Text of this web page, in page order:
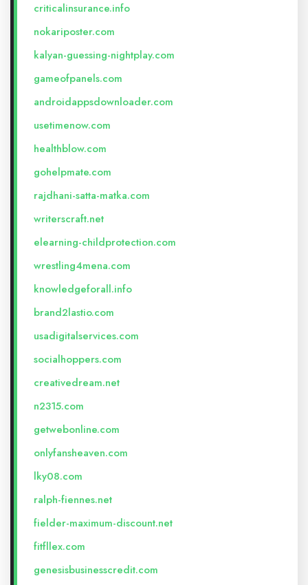
criticalinsurance.info
nokariposter.com
kalyan-guessing-nightplay.com
gameofpanels.com
androidappsdownloader.com
usetimenow.com
healthblow.com
gohelpmate.com
rajdhani-satta-matka.com
writerscraft.net
elearning-childprotection.com
wrestling4mena.com
knowledgeforall.info
brand2lastio.com
usadigitalservices.com
socialhoppers.com
creativedream.net
n2315.com
getwebonline.com
onlyfansheaven.com
lky08.com
ralph-fiennes.net
fielder-maximum-discount.net
fitfllex.com
genesisbusinesscredit.com